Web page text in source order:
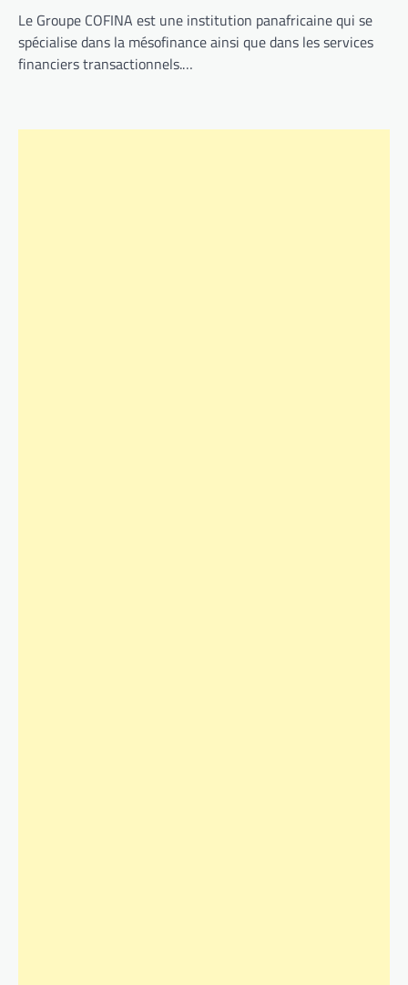
Le Groupe COFINA est une institution panafricaine qui se
spécialise dans la mésofinance ainsi que dans les services
financiers transactionnels.…